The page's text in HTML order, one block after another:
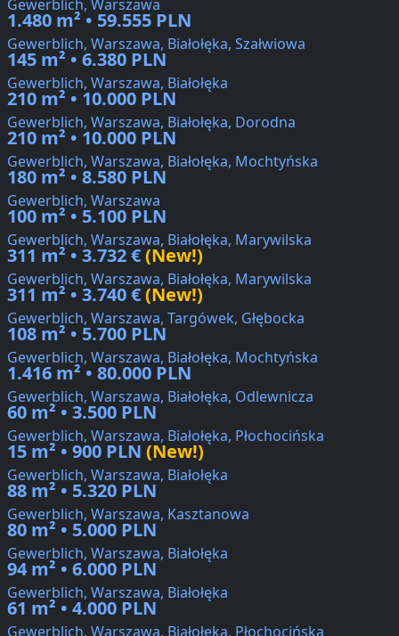
Gewerblich, Warszawa
1.480 m² • 59.555 PLN
Gewerblich, Warszawa, Białołęka, Szałwiowa
145 m² • 6.380 PLN
Gewerblich, Warszawa, Białołęka
210 m² • 10.000 PLN
Gewerblich, Warszawa, Białołęka, Dorodna
210 m² • 10.000 PLN
Gewerblich, Warszawa, Białołęka, Mochtyńska
180 m² • 8.580 PLN
Gewerblich, Warszawa
100 m² • 5.100 PLN
Gewerblich, Warszawa, Białołęka, Marywilska
311 m² • 3.732 €(New!)
Gewerblich, Warszawa, Białołęka, Marywilska
311 m² • 3.740 €(New!)
Gewerblich, Warszawa, Targówek, Głębocka
108 m² • 5.700 PLN
Gewerblich, Warszawa, Białołęka, Mochtyńska
1.416 m² • 80.000 PLN
Gewerblich, Warszawa, Białołęka, Odlewnicza
60 m² • 3.500 PLN
Gewerblich, Warszawa, Białołęka, Płochocińska
15 m² • 900 PLN (New!)
Gewerblich, Warszawa, Białołęka
88 m² • 5.320 PLN
Gewerblich, Warszawa, Kasztanowa
80 m² • 5.000 PLN
Gewerblich, Warszawa, Białołęka
94 m² • 6.000 PLN
Gewerblich, Warszawa, Białołęka
61 m² • 4.000 PLN
Gewerblich, Warszawa, Białołęka, Płochocińska